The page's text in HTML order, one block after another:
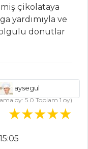
çikolataya
yardımıyla ve
donutlar
aysegul
oy:5.0Toplam1oy)